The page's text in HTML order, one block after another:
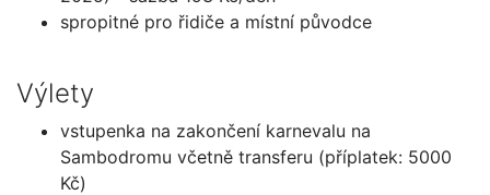
spropitné pro řidiče a místní původce
Výlety
vstupenka na zakončení karnevalu na
Sambodromu včetně transferu (příplatek: 5000
Kč)